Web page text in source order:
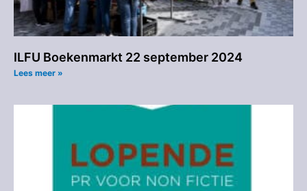
ILFU Boekenmarkt 22 september 2024
Lees meer »